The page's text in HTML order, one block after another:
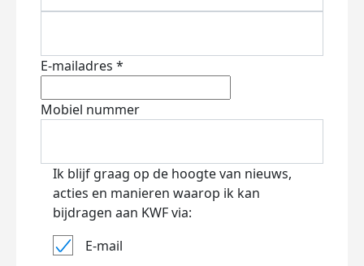
E-mailadres *
Mobiel nummer
Ik blijf graag op de hoogte van nieuws,
acties en manieren waarop ik kan
bijdragen aan KWF via:
E-mail